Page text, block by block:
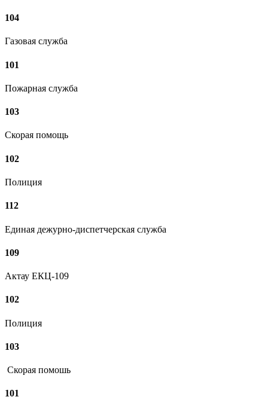
104
Газовая служба
101
Пожарная служба
103
Скорая помощь
102
Полиция
112
Единая дежурно-диспетчерская служба
109
Актау ЕКЦ-109
102
Полиция
103
Скорая помошь
101